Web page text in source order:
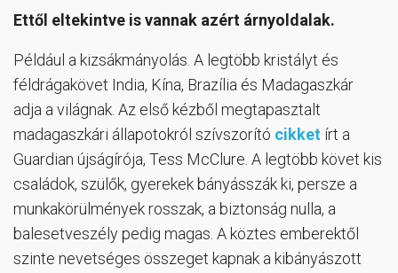
Ettől eltekintve is vannak azért árnyoldalak.
Például a kizsákmányolás. A legtöbb kristályt és
féldrágakövet India, Kína, Brazília és Madagaszkár
adja a világnak. Az első kézből megtapasztalt
madagaszkári állapotokról szívszorító cikket írt a
Guardian újságírója, Tess McClure. A legtöbb követ kis
családok, szülők, gyerekek bányásszák ki, persze a
munkakörülmények rosszak, a biztonság nulla, a
balesetveszély pedig magas. A köztes emberektől
szinte nevetséges összeget kapnak a kibányászott